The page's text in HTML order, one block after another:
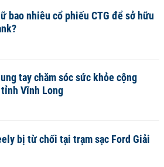
bao nhiêu cổ phiếu CTG để sở hữu
tay chăm sóc sức khỏe cộng
Vĩnh Long
bị từ chối tại trạm sạc Ford Giải